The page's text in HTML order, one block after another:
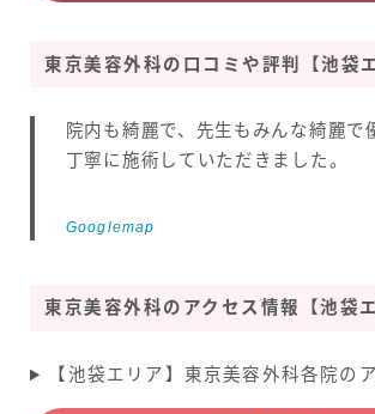
東京美容外科の口コミや評判【池袋
院内も綺麗で、先生もみんな綺麗で
丁寧に施術していただきました。
Googlemap
東京美容外科のアクセス情報【池袋
【池袋エリア】東京美容外科各院の